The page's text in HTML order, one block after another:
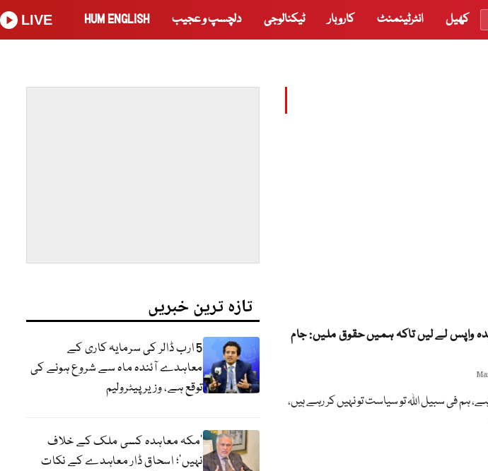
کھیل انٹرٹینمنٹ کاروبار ٹیکنالوجی دلچسپ و عجیب HUM ENGLISH
LIVE
واپس لے لیں تاکہ ہمیں حقوق ملیں: جام
ہم فی سبیل اللہ تو سیاست تو نہیں کر رہے ہیں،
تازہ ترین خبریں
5 ارب ڈالر کی سرمایہ کاری کے
معاہدے آئندہ ماہ سے شروع ہونے کی
توقع ہے، وزیر پیٹرولیم
‘مکہ معاہدہ کسی ملک کے خلاف
نہیں’؛ اسحاق ڈار معاہدے کے نکات